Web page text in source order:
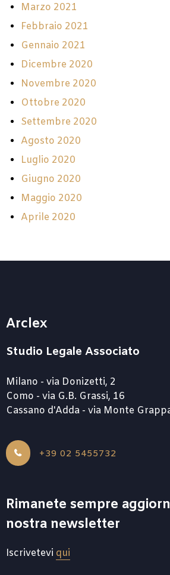
Marzo 2021
Febbraio 2021
Gennaio 2021
Dicembre 2020
Novembre 2020
Ottobre 2020
Settembre 2020
Agosto 2020
Luglio 2020
Giugno 2020
Maggio 2020
Aprile 2020
Arclex
Studio Legale Associato
Milano - via Donizetti, 2
Como - via G.B. Grassi, 16
Cassano d'Adda - via Monte
+39 02 5455732
Rimanete sempre
nostra newsletter
Iscrivetevi qui